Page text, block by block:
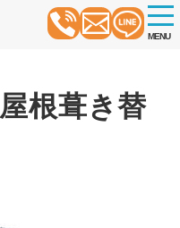
t
o
g
MENU
根葺き替